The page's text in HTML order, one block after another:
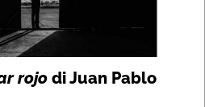
rojo di Juan Pablo